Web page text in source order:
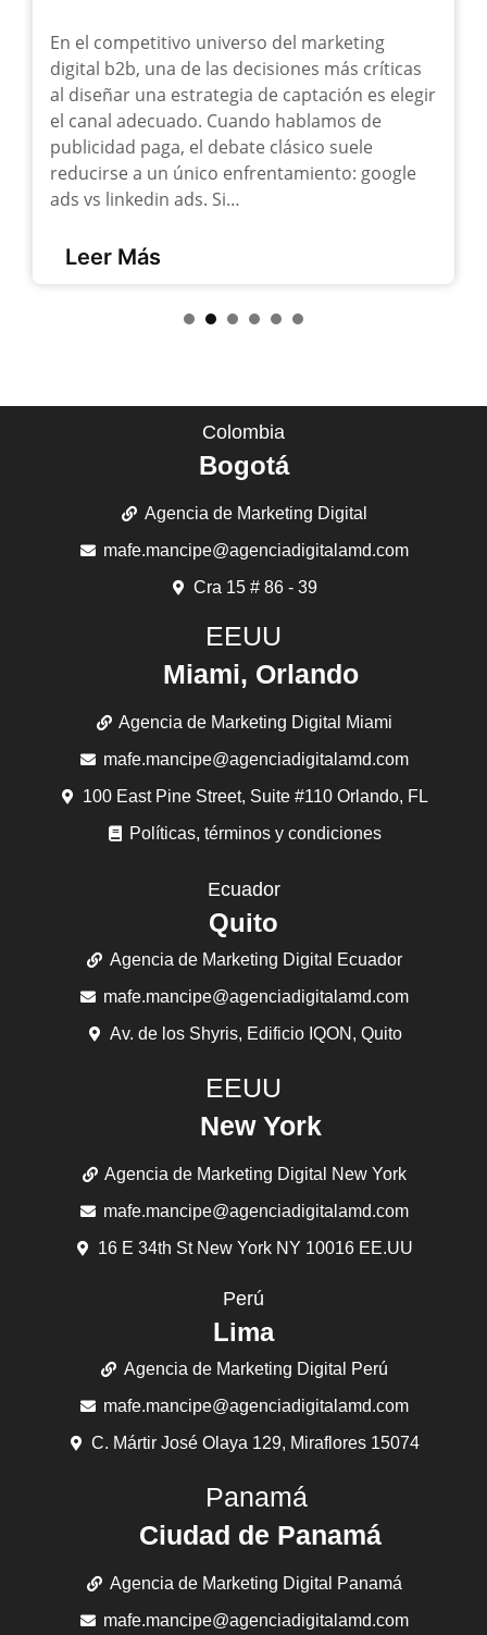
En el competitivo universo del marketing
digital b2b, una de las decisiones más críticas
al diseñar una estrategia de captación es elegir
el canal adecuado. Cuando hablamos de
publicidad paga, el debate clásico suele
reducirse a un único enfrentamiento: google
ads vs linkedin ads. Si…
Leer Más
Colombia
Bogotá
Agencia de Marketing Digital
mafe.mancipe@agenciadigitalamd.com
Cra 15 # 86 - 39
EEUU
Miami, Orlando
Agencia de Marketing Digital Miami
mafe.mancipe@agenciadigitalamd.com
100 East Pine Street, Suite #110 Orlando, FL
Políticas, términos y condiciones
Ecuador
Quito
Agencia de Marketing Digital Ecuador
mafe.mancipe@agenciadigitalamd.com
Av. de los Shyris, Edificio IQON, Quito
EEUU
New York
Agencia de Marketing Digital New York
mafe.mancipe@agenciadigitalamd.com
16 E 34th St New York NY 10016 EE.UU
Perú
Lima
Agencia de Marketing Digital Perú
mafe.mancipe@agenciadigitalamd.com
C. Mártir José Olaya 129, Miraflores 15074
Panamá
Ciudad de Panamá
Agencia de Marketing Digital Panamá
mafe.mancipe@agenciadigitalamd.com